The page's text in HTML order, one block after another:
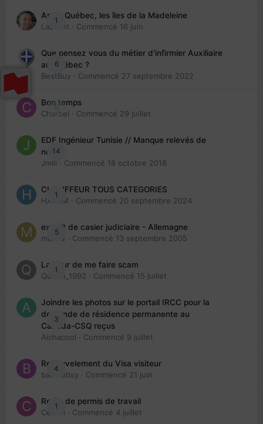
1
Arte : Québec, les îles de la Madeleine
Laurent · Commencé 16 juin
6
Que pensez vous du métier d'infirmier Auxiliaire
au Québec ?
BestBuy · Commencé 27 septembre 2022
0
Bon temps
Charbel · Commencé 29 juillet
14
EDE Ingénieur Tunisie // Manque relevés de
note
Jmili · Commencé 18 octobre 2018
1
CHAUFFEUR TOUS CATEGORIES
HAZEM · Commencé 20 septembre 2024
5
extrait de casier judiciaire - Allemagne
maries · Commencé 13 septembre 2005
1
La peur de me faire scam
Queen_1992 · Commencé 15 juillet
3
Joindre les photos sur le portail IRCC pour la
demande de résidence permanente au
Canada-CSQ reçus
Aichacool · Commencé 9 juillet
4
Renouvelement du Visa visiteur
babibubsy · Commencé 21 juin
1
Refus de permis de travail
Cedbri · Commencé 4 juillet